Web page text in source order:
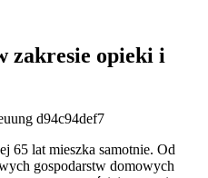
zakresie opieki i
65 lat mieszka samotnie. Od
gospodarstw domowych